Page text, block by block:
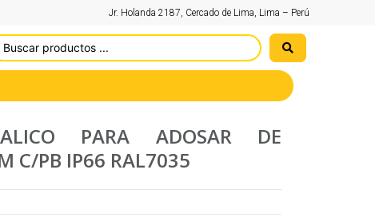
Jr. Holanda 2187, Cercado de Lima, Lima – Perú
PARA ADOSAR DE
C/PB IP66 RAL7035